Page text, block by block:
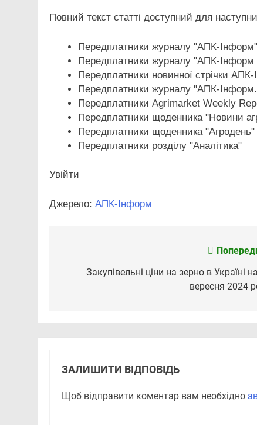
Повний текст статті доступний для
Передплатники журналу "АПК-Інформ"
Передплатники журналу "АПК-Інформ
Передплатники новинної стрічки
Передплатники журналу "АПК-
Передплатники Agrimarket Weekly
Передплатники щоденника "Новини
Передплатники щоденника "Агродень"
Передплатники розділу "Аналітика"
Увійти
Джерело: АПК-Інформ
записів
Закупівельні ціни на зерно в Україні
вересня 2024
ЗАЛИШИТИ ВІДПОВІДЬ
Щоб відправити коментар вам необхідно